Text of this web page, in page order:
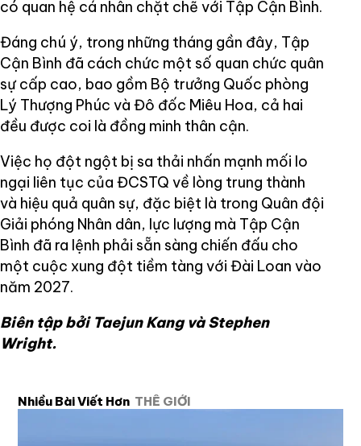
có quan hệ cá nhân chặt chẽ với Tập Cận Bình.
Đáng chú ý, trong những tháng gần đây, Tập
Cận Bình đã cách chức một số quan chức quân
sự cấp cao, bao gồm Bộ trưởng Quốc phòng
Lý Thượng Phúc và Đô đốc Miêu Hoa, cả hai
đều được coi là đồng minh thân cận.
Việc họ đột ngột bị sa thải nhấn mạnh mối lo
ngại liên tục của ĐCSTQ về lòng trung thành
và hiệu quả quân sự, đặc biệt là trong Quân đội
Giải phóng Nhân dân, lực lượng mà Tập Cận
Bình đã ra lệnh phải sẵn sàng chiến đấu cho
một cuộc xung đột tiềm tàng với Đài Loan vào
năm 2027.
Biên tập bởi Taejun Kang và Stephen
Wright.
Nhiều Bài Viết Hơn THẾ GIỚI